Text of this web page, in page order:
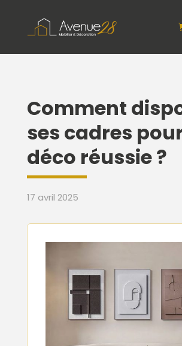
Comment
ses cadres
déco réussie ?
17 avril 2025